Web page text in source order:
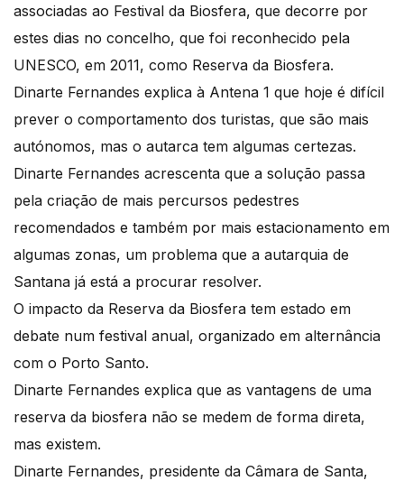
associadas ao Festival da Biosfera, que decorre por
estes dias no concelho, que foi reconhecido pela
UNESCO, em 2011, como Reserva da Biosfera.
Dinarte Fernandes explica à Antena 1 que hoje é difícil
prever o comportamento dos turistas, que são mais
autónomos, mas o autarca tem algumas certezas.
Dinarte Fernandes acrescenta que a solução passa
pela criação de mais percursos pedestres
recomendados e também por mais estacionamento em
algumas zonas, um problema que a autarquia de
Santana já está a procurar resolver.
O impacto da Reserva da Biosfera tem estado em
debate num festival anual, organizado em alternância
com o Porto Santo.
Dinarte Fernandes explica que as vantagens de uma
reserva da biosfera não se medem de forma direta,
mas existem.
Dinarte Fernandes, presidente da Câmara de Santa,